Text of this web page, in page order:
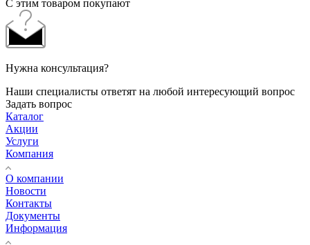
С этим товаром покупают
Нужна консультация?
Наши специалисты ответят на любой интересующий вопрос
Задать вопрос
Каталог
Акции
Услуги
Компания
О компании
Новости
Контакты
Документы
Информация